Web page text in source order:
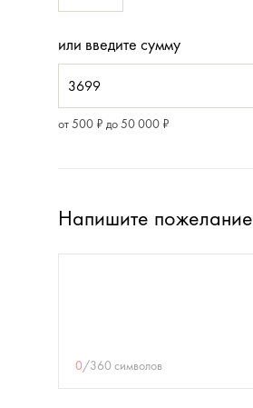
или введите сумму
от 500 ₽ до 50 000 ₽
Напишите пожелание
0/360 символов